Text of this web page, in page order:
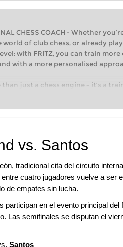
CHESS COACH - Whether
world of club chess, or already
with FRITZ, you can train
with a more personalised
than just a chess engine – it’s a
taking your first steps into the
intelligently and with a more
vs. Santos
tradicional cita del circuito
cuatro jugadores vuelve a ser
de empates sin lucha.
participan en el evento principal
Las semifinales se disputan el
Santos